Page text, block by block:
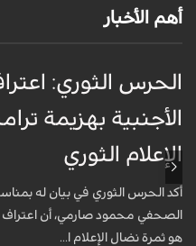
أهم الأخبار
الحرس الثوري:
الأجنبية بهزيمة
الإعلام الثوري
أكد الحرس الثوري في بيان له
الصحفي محمود صارمي، أن اعتراف
هو ثمرة نضال الإعلام ا...